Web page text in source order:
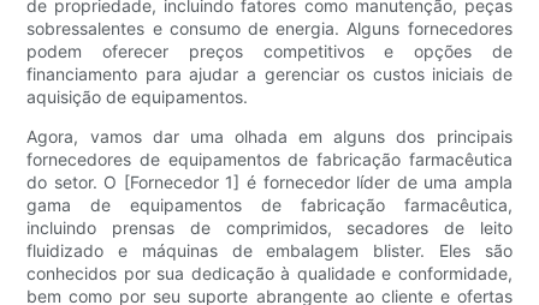
de propriedade, incluindo fatores como manutenção, peças
sobressalentes e consumo de energia. Alguns fornecedores
podem oferecer preços competitivos e opções de
financiamento para ajudar a gerenciar os custos iniciais de
aquisição de equipamentos.
Agora, vamos dar uma olhada em alguns dos principais
fornecedores de equipamentos de fabricação farmacêutica
do setor. O [Fornecedor 1] é fornecedor líder de uma ampla
gama de equipamentos de fabricação farmacêutica,
incluindo prensas de comprimidos, secadores de leito
fluidizado e máquinas de embalagem blister. Eles são
conhecidos por sua dedicação à qualidade e conformidade,
bem como por seu suporte abrangente ao cliente e ofertas